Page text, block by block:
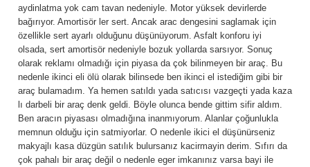
aydinlatma yok cam tavan nedeniyle. Motor yüksek devirlerde
bağırıyor. Amortisör ler sert. Ancak arac dengesini saglamak için
özellikle sert ayarlı olduğunu düşünüyorum. Asfalt konforu iyi
olsada, sert amortisör nedeniyle bozuk yollarda sarsıyor. Sonuç
olarak reklamı olmadığı için piyasa da çok bilinmeyen bir araç. Bu
nedenle ikinci eli ölü olarak bilinsede ben ikinci el istediğim gibi bir
araç bulamadım. Ya hemen satıldı yada satıcısı vazgeçti yada kaza
lı darbeli bir araç denk geldi. Böyle olunca bende gittim sifir aldım.
Ben aracın piyasası olmadığına inanmıyorum. Alanlar çoğunlukla
memnun olduğu için satmiyorlar. O nedenle ikici el düşünürseniz
makyajlı kasa düzgün satılık bulursanız kacirmayin derim. Sıfırı da
çok pahalı bir araç değil o nedenle eger imkanınız varsa bayi ile